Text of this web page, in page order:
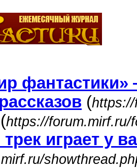
фантастики»
(
https://forum.mirf.ru/
трек играет у